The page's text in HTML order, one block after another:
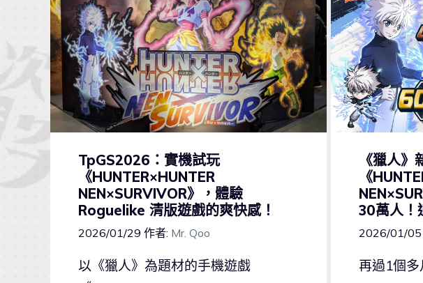
TpGS2026：實機試玩
《HUNTER×HUNTER
NEN×SURVIVOR》，體驗
Roguelike 清版遊戲的爽快感！
2026/01/29 作者: Mr. Qoo
以《獵人》為題材的手機遊戲
《獵人》
《
30萬人！
2026/01/05
再過1個多